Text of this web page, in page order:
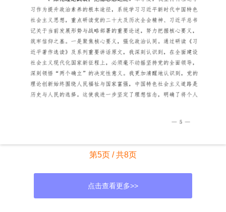
第5页 / 共8页
点击查看更多>>